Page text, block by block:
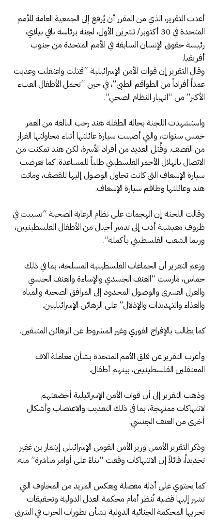
أعدت التقرير، الذي من المقرر أن يُرفع إلى الجمعية العامة للأمم
المتحدة في 30 أكتوبر/ تشرين الأول، لجنة برئاسة نافي بيلاي،
رئيسة حقوق الإنسان السابقة في الأمم المتحدة من جنوب
أفريقيا.
وقال التقرير إن قوات الأمن الإسرائيلية “قتلت واعتقلت وعذبت
عمداً أفراداً من الطواقم الطبي”، في حين “تحمل الأطفال العبء
الأكبر” من “انهيار النظام الصحي”.
واستشهدت اللجنة بحالة الطفلة هند رجب البالغة من العمر
خمس سنوات، والتي أصيبت سيارة عائلتها أثناء محاولتها الفرار
من القصف. وقُتل العديد من أفراد الأسرة، لكن هند تمكنت من
الاتصال بالهلال الأحمر الفلسطيني طلباً للمساعدة. كما تعرضت
سيارة الإسعاف التي كانت تحاول الوصول إليها للقصف، وماتت
هند وعائلتها وطاقم سيارة الإسعاف.
وقالت اللجنة إن الهجمات على نظام الرعاية الصحية “تسببت في
ظروف معيشية أدت إلى تدمير أجيال من الأطفال الفلسطينيين،
وربما الشعب الفلسطيني بأكمله”.
وزعم التقرير أن الجماعات الفلسطينية المسلحة، بما في ذلك
حماس، مارست “العنف الجسدي والإساءة والعنف الجنسي
والعزل القسري والوصول المحدود إلى المرافق الصحية والمياه
والغذاء والتهديدات والإذلال” على الرهائن الإسرائيليين.
كما يطالب بالإفراج الفوري وغير المشروط عن الرهائن المتبقين.
وأعرب التقرير عن قلق الأمم المتحدة بشأن معاملة آلاف
المعتقلين الفلسطينيين، بينهم أطفال.
وذهب التقرير إلى أن قوات الأمن الإسرائيلية أخضعتهم
لانتهاكات ممنهجة، بما في ذلك التعذيب والاغتصاب وأشكال
أخرى من العنف الجنسي.
وذكر التقرير الأممي وزير الأمن القومي الإسرائيلي إيتمار بن غفير
تحديداً، قائلاً إن الانتهاكات وقعت “بناءً على أوامر مباشرة” منه.
كما يحتوي على أدلة مفصلة ويعكس المزيد من المخاوف التي
تشير إليها قضية تُنظر أمام محكمة العدل الدولية وتحقيقات
تجريها المحكمة الجنائية الدولية بشأن تطورات الحرب في الشرق